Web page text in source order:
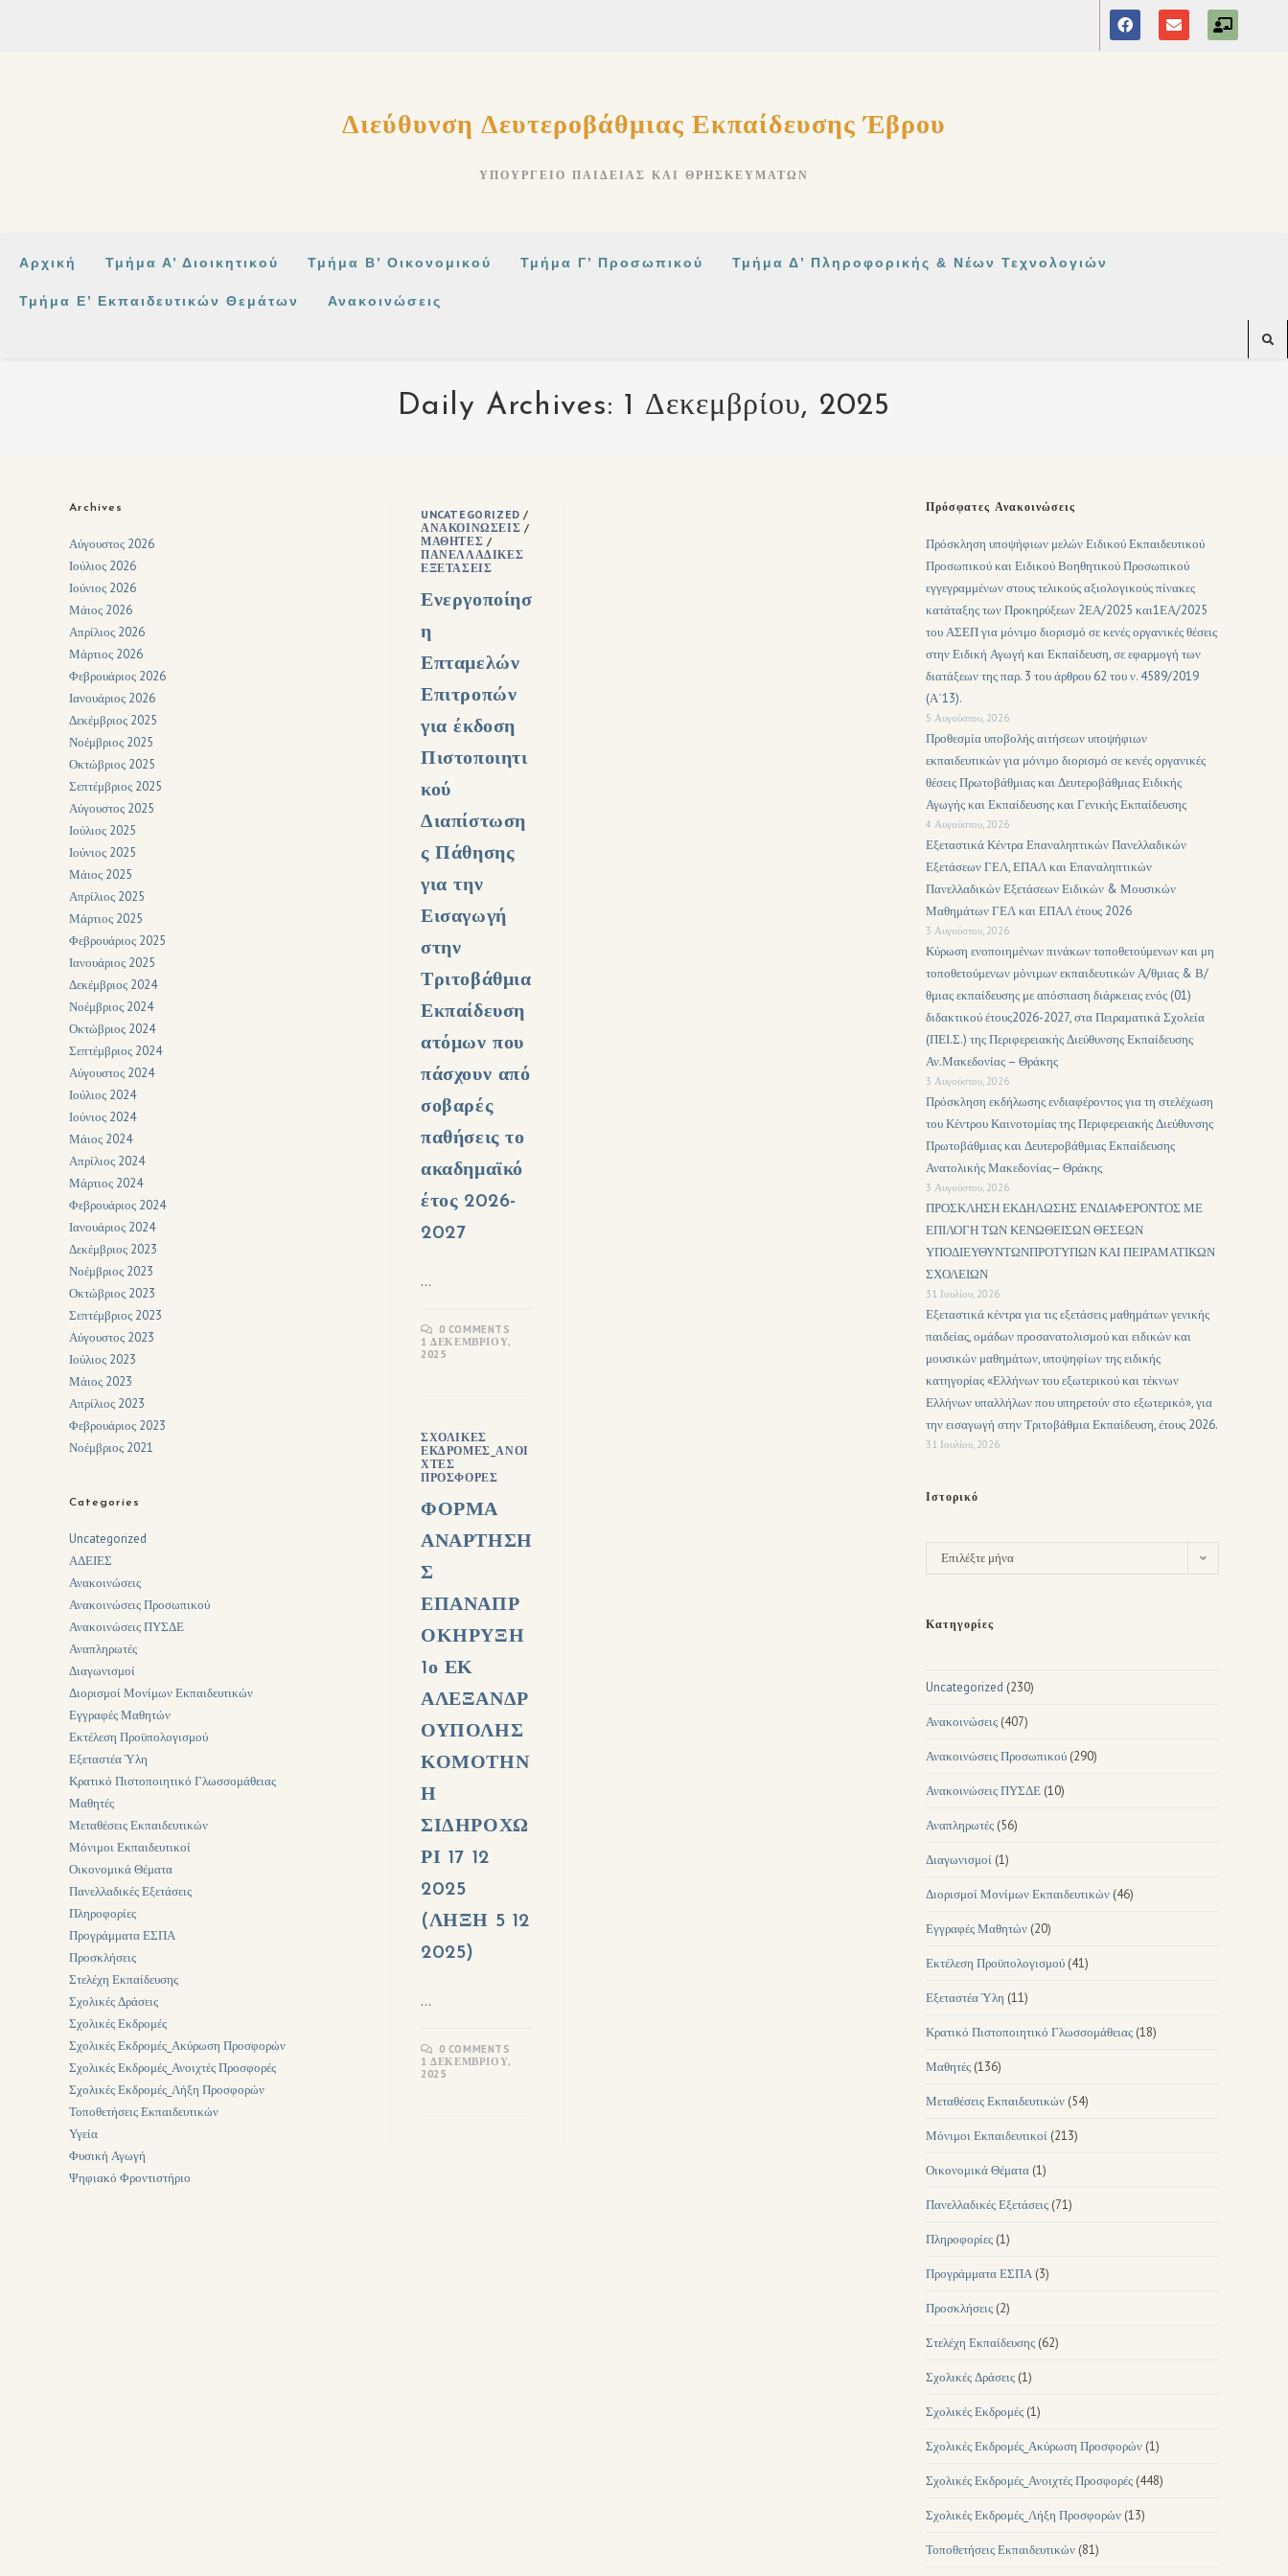
Διεύθυνση Δευτεροβάθμιας Εκπαίδευσης Έβρου
ΥΠΟΥΡΓΕΊΟ ΠΑΙΔΕΊΑΣ ΚΑΙ ΘΡΗΣΚΕΥΜΆΤΩΝ
Αρχική Τμήμα Α’ Διοικητικού Τμήμα Β’ Οικονομικού Τμήμα Γ’ Προσωπικού Τμήμα Δ’ Πληροφορικής & Νέων Τεχνολογιών
Τμήμα Ε’ Εκπαιδευτικών Θεμάτων Ανακοινώσεις
Daily Archives: 1 Δεκεμβρίου, 2025
UNCATEGORIZED /
ΑΝΑΚΟΙΝΏΣΕΙΣ /
ΜΑΘΗΤΈΣ /
ΠΑΝΕΛΛΑΔΙΚΈΣ
ΕΞΕΤΆΣΕΙΣ
Ενεργοποίησ
η
Επταμελών
Επιτροπών
για έκδοση
Πιστοποιητι
κού
Διαπίστωση
ς Πάθησης
για την
Εισαγωγή
στην
Τριτοβάθμια
Εκπαίδευση
ατόμων που
πάσχουν από
σοβαρές
παθήσεις το
ακαδημαϊκό
έτος 2026-
2027
…
0 COMMENTS
1 ΔΕΚΕΜΒΡΊΟΥ,
2025
ΣΧΟΛΙΚΈΣ
ΕΚΔΡΟΜΈΣ_ΑΝΟΙ
ΧΤΈΣ
ΠΡΟΣΦΟΡΈΣ
ΦΟΡΜΑ
ΑΝΑΡΤΗΣΗ
Σ
ΕΠΑΝΑΠΡ
ΟΚΗΡΥΞΗ
1ο ΕΚ
ΑΛΕΞΑΝΔΡ
ΟΥΠΟΛΗΣ
ΚΟΜΟΤΗΝ
Η
ΣΙΔΗΡΟΧΩ
ΡΙ 17 12
2025
(ΛΗΞΗ 5 12
2025)
…
0 COMMENTS
1 ΔΕΚΕΜΒΡΊΟΥ,
2025
Archives
Αύγουστος 2026
Ιούλιος 2026
Ιούνιος 2026
Μάιος 2026
Απρίλιος 2026
Μάρτιος 2026
Φεβρουάριος 2026
Ιανουάριος 2026
Δεκέμβριος 2025
Νοέμβριος 2025
Οκτώβριος 2025
Σεπτέμβριος 2025
Αύγουστος 2025
Ιούλιος 2025
Ιούνιος 2025
Μάιος 2025
Απρίλιος 2025
Μάρτιος 2025
Φεβρουάριος 2025
Ιανουάριος 2025
Δεκέμβριος 2024
Νοέμβριος 2024
Οκτώβριος 2024
Σεπτέμβριος 2024
Αύγουστος 2024
Ιούλιος 2024
Ιούνιος 2024
Μάιος 2024
Απρίλιος 2024
Μάρτιος 2024
Φεβρουάριος 2024
Ιανουάριος 2024
Δεκέμβριος 2023
Νοέμβριος 2023
Οκτώβριος 2023
Σεπτέμβριος 2023
Αύγουστος 2023
Ιούλιος 2023
Μάιος 2023
Απρίλιος 2023
Φεβρουάριος 2023
Νοέμβριος 2021
Categories
Uncategorized
ΑΔΕΙΕΣ
Ανακοινώσεις
Ανακοινώσεις Προσωπικού
Ανακοινώσεις ΠΥΣΔΕ
Αναπληρωτές
Διαγωνισμοί
Διορισμοί Μονίμων Εκπαιδευτικών
Εγγραφές Μαθητών
Εκτέλεση Προϋπολογισμού
Εξεταστέα Ύλη
Κρατικό Πιστοποιητικό Γλωσσομάθειας
Μαθητές
Μεταθέσεις Εκπαιδευτικών
Μόνιμοι Εκπαιδευτικοί
Οικονομικά Θέματα
Πανελλαδικές Εξετάσεις
Πληροφορίες
Προγράμματα ΕΣΠΑ
Προσκλήσεις
Στελέχη Εκπαίδευσης
Σχολικές Δράσεις
Σχολικές Εκδρομές
Σχολικές Εκδρομές_Ακύρωση Προσφορών
Σχολικές Εκδρομές_Ανοιχτές Προσφορές
Σχολικές Εκδρομές_Λήξη Προσφορών
Τοποθετήσεις Εκπαιδευτικών
Υγεία
Φυσική Αγωγή
Ψηφιακό Φροντιστήριο
Πρόσφατες Ανακοινώσεις
Πρόσκληση υποψήφιων μελών Ειδικού Εκπαιδευτικού
Προσωπικού και Ειδικού Βοηθητικού Προσωπικού
εγγεγραμμένων στους τελικούς αξιολογικούς πίνακες
κατάταξης των Προκηρύξεων 2ΕΑ/2025 και1ΕΑ/2025
του ΑΣΕΠ για μόνιμο διορισμό σε κενές οργανικές θέσεις
στην Ειδική Αγωγή και Εκπαίδευση, σε εφαρμογή των
διατάξεων της παρ. 3 του άρθρου 62 του ν. 4589/2019
(Α΄13).
5 Αυγούστου, 2026
Προθεσμία υποβολής αιτήσεων υποψήφιων
εκπαιδευτικών για μόνιμο διορισμό σε κενές οργανικές
θέσεις Πρωτοβάθμιας και Δευτεροβάθμιας Ειδικής
Αγωγής και Εκπαίδευσης και Γενικής Εκπαίδευσης
4 Αυγούστου, 2026
Εξεταστικά Κέντρα Επαναληπτικών Πανελλαδικών
Εξετάσεων ΓΕΛ, ΕΠΑΛ και Επαναληπτικών
Πανελλαδικών Εξετάσεων Ειδικών & Μουσικών
Μαθημάτων ΓΕΛ και ΕΠΑΛ έτους 2026
3 Αυγούστου, 2026
Κύρωση ενοποιημένων πινάκων τοποθετούμενων και μη
τοποθετούμενων μόνιμων εκπαιδευτικών Α/θμιας & Β/
θμιας εκπαίδευσης με απόσπαση διάρκειας ενός (01)
διδακτικού έτους2026-2027, στα Πειραματικά Σχολεία
(ΠΕΙ.Σ.) της Περιφερειακής Διεύθυνσης Εκπαίδευσης
Αν.Μακεδονίας – Θράκης
3 Αυγούστου, 2026
Πρόσκληση εκδήλωσης ενδιαφέροντος για τη στελέχωση
του Κέντρου Καινοτομίας της Περιφερειακής Διεύθυνσης
Πρωτοβάθμιας και Δευτεροβάθμιας Εκπαίδευσης
Ανατολικής Μακεδονίας– Θράκης
3 Αυγούστου, 2026
ΠΡΟΣΚΛΗΣΗ ΕΚΔΗΛΩΣΗΣ ΕΝΔΙΑΦΕΡΟΝΤΟΣ ΜΕ
ΕΠΙΛΟΓΗ ΤΩΝ ΚΕΝΩΘΕΙΣΩΝ ΘΕΣΕΩΝ
ΥΠΟΔΙΕΥΘΥΝΤΩΝΠΡΟΤΥΠΩΝ ΚΑΙ ΠΕΙΡΑΜΑΤΙΚΩΝ
ΣΧΟΛΕΙΩΝ
31 Ιουλίου, 2026
Εξεταστικά κέντρα για τις εξετάσεις μαθημάτων γενικής
παιδείας, ομάδων προσανατολισμού και ειδικών και
μουσικών μαθημάτων, υποψηφίων της ειδικής
κατηγορίας «Ελλήνων του εξωτερικού και τέκνων
Ελλήνων υπαλλήλων που υπηρετούν στο εξωτερικό», για
την εισαγωγή στην Τριτοβάθμια Εκπαίδευση, έτους 2026.
31 Ιουλίου, 2026
Ιστορικό
Επιλέξτε μήνα
Κατηγορίες
Uncategorized (230)
Ανακοινώσεις (407)
Ανακοινώσεις Προσωπικού (290)
Ανακοινώσεις ΠΥΣΔΕ (10)
Αναπληρωτές (56)
Διαγωνισμοί (1)
Διορισμοί Μονίμων Εκπαιδευτικών (46)
Εγγραφές Μαθητών (20)
Εκτέλεση Προϋπολογισμού (41)
Εξεταστέα Ύλη (11)
Κρατικό Πιστοποιητικό Γλωσσομάθειας (18)
Μαθητές (136)
Μεταθέσεις Εκπαιδευτικών (54)
Μόνιμοι Εκπαιδευτικοί (213)
Οικονομικά Θέματα (1)
Πανελλαδικές Εξετάσεις (71)
Πληροφορίες (1)
Προγράμματα ΕΣΠΑ (3)
Προσκλήσεις (2)
Στελέχη Εκπαίδευσης (62)
Σχολικές Δράσεις (1)
Σχολικές Εκδρομές (1)
Σχολικές Εκδρομές_Ακύρωση Προσφορών (1)
Σχολικές Εκδρομές_Ανοιχτές Προσφορές (448)
Σχολικές Εκδρομές_Λήξη Προσφορών (13)
Τοποθετήσεις Εκπαιδευτικών (81)